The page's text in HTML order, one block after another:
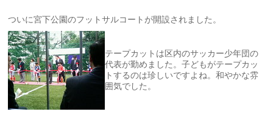
ついに宮下公園のフットサルコートが開設されました。
テープカットは区内のサッカー少年団の
代表が勤めました。子どもがテープカッ
トするのは珍しいですよね。和やかな雰
囲気でした。